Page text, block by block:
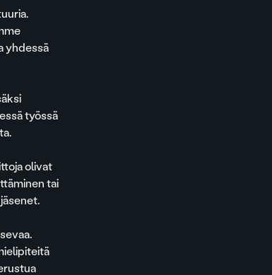
yhdessä
työssä
olivat
tai